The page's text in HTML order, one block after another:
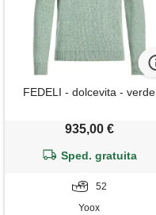
FEDELI - dolcevita - verde
935,00 €
Sped. gratuita
52
Yoox